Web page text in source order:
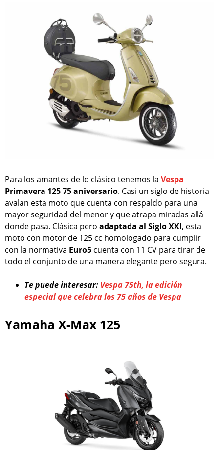
Para los amantes de lo clásico tenemos la Vespa
Primavera 125 75 aniversario. Casi un siglo de historia
avalan esta moto que cuenta con respaldo para una
mayor seguridad del menor y que atrapa miradas allá
donde pasa. Clásica pero adaptada al Siglo XXI, esta
moto con motor de 125 cc homologado para cumplir
con la normativa Euro5 cuenta con 11 CV para tirar de
todo el conjunto de una manera elegante pero segura.
Te puede interesar: Vespa 75th, la edición
especial que celebra los 75 años de Vespa
Yamaha X-Max 125